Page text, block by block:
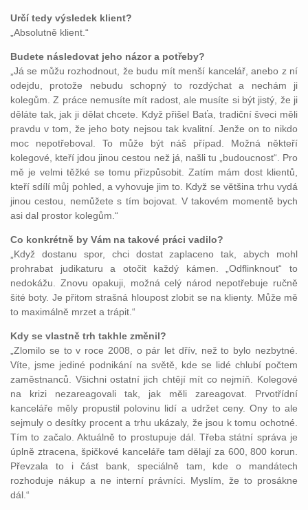
Určí tedy výsledek klient?
„Absolutně klient.“
Budete následovat jeho názor a potřeby?
„Já se můžu rozhodnout, že budu mít menší kancelář, anebo z ní
odejdu, protože nebudu schopný to rozdýchat a nechám ji
kolegům. Z práce nemusíte mít radost, ale musíte si být jistý, že ji
děláte tak, jak ji dělat chcete. Když přišel Baťa, tradiční šveci měli
pravdu v tom, že jeho boty nejsou tak kvalitní. Jenže on to nikdo
moc nepotřeboval. To může být náš případ. Možná někteří
kolegové, kteří jdou jinou cestou než já, našli tu „budoucnost“. Pro
mě je velmi těžké se tomu přizpůsobit. Zatím mám dost klientů,
kteří sdílí můj pohled, a vyhovuje jim to. Když se většina trhu vydá
jinou cestou, nemůžete s tím bojovat. V takovém momentě bych
asi dal prostor kolegům.“
Co konkrétně by Vám na takové práci vadilo?
„Když dostanu spor, chci dostat zaplaceno tak, abych mohl
prohrabat judikaturu a otočit každý kámen. „Odflinknout“ to
nedokážu. Znovu opakuji, možná celý národ nepotřebuje ručně
šité boty. Je přitom strašná hloupost zlobit se na klienty. Může mě
to maximálně mrzet a trápit.“
Kdy se vlastně trh takhle změnil?
„Zlomilo se to v roce 2008, o pár let dřív, než to bylo nezbytné.
Víte, jsme jediné podnikání na světě, kde se lidé chlubí počtem
zaměstnanců. Všichni ostatní jich chtějí mít co nejmíň. Kolegové
na krizi nezareagovali tak, jak měli zareagovat. Prvotřídní
kanceláře měly propustil polovinu lidí a udržet ceny. Ony to ale
sejmuly o desítky procent a trhu ukázaly, že jsou k tomu ochotné.
Tím to začalo. Aktuálně to prostupuje dál. Třeba státní správa je
úplně ztracena, špičkové kanceláře tam dělají za 600, 800 korun.
Převzala to i část bank, speciálně tam, kde o mandátech
rozhoduje nákup a ne interní právníci. Myslím, že to prosákne
dál.“